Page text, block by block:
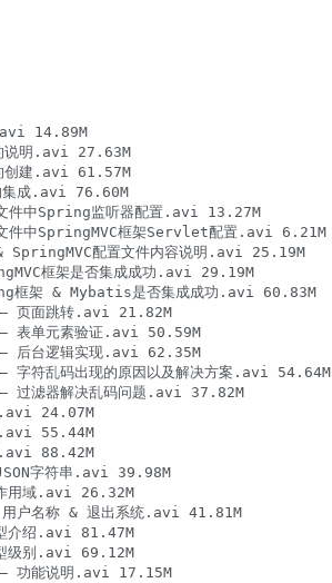
14.89M
说明.avi 27.63M
创建.avi 61.57M
集成.avi 76.60M
件中Spring监听器配置.avi 13.27M
件中SpringMVC框架Servlet配置.avi 6.21M
配置文件内容说明.avi 25.19M
框架是否集成成功.avi 29.19M
框架 & Mybatis是否集成成功.avi 60.83M
– 页面跳转.avi 21.82M
表单元素验证.avi 50.59M
后台逻辑实现.avi 62.35M
字符乱码出现的原因以及解决方案.avi 54.64M
过滤器解决乱码问题.avi 37.82M
24.07M
55.44M
88.42M
字符串.avi 39.98M
用域.avi 26.32M
户名称 & 退出系统.avi 41.81M
介绍.avi 81.47M
级别.avi 69.12M
– 功能说明.avi 17.15M